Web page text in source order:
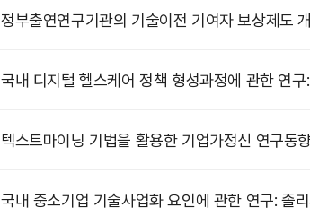
정부출연연구기관의 기술이전 기여자 보상제도
국내 디지털 헬스케어 정책 형성과정에 관한 연
텍스트마이닝 기법을 활용한 기업가정신 연구
국내 중소기업 기술사업화 요인에 관한 연구: 졸